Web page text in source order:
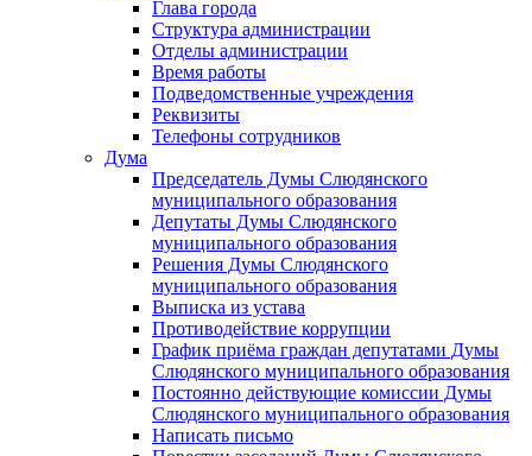
Глава города
Структура администрации
Отделы администрации
Время работы
Подведомственные учреждения
Реквизиты
Телефоны сотрудников
Дума
Председатель Думы Слюдянского
муниципального образования
Депутаты Думы Слюдянского
муниципального образования
Решения Думы Слюдянского
муниципального образования
Выписка из устава
Противодействие коррупции
График приёма граждан депутатами Думы
Слюдянского муниципального образования
Постоянно действующие комиссии Думы
Слюдянского муниципального образования
Написать письмо